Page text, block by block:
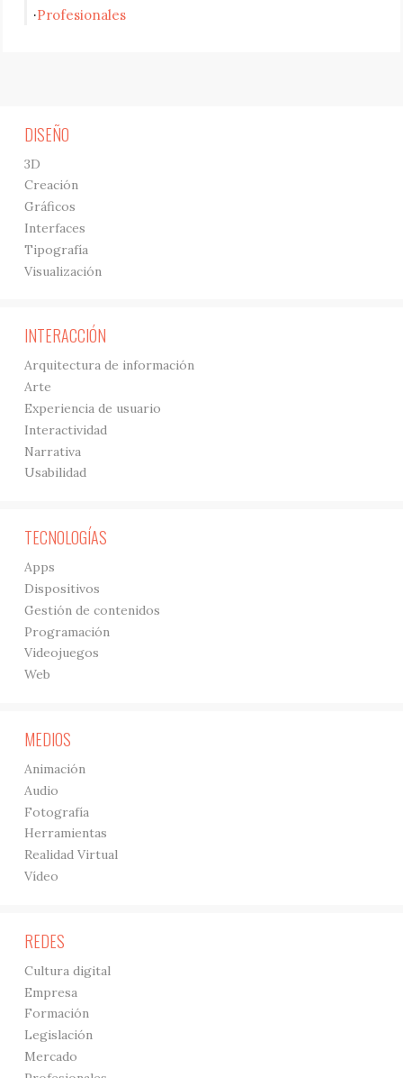
Profesionales
DISEÑO
3D
Creación
Gráficos
Interfaces
Tipografía
Visualización
INTERACCIÓN
Arquitectura de información
Arte
Experiencia de usuario
Interactividad
Narrativa
Usabilidad
TECNOLOGÍAS
Apps
Dispositivos
Gestión de contenidos
Programación
Videojuegos
Web
MEDIOS
Animación
Audio
Fotografía
Herramientas
Realidad Virtual
Vídeo
REDES
Cultura digital
Empresa
Formación
Legislación
Mercado